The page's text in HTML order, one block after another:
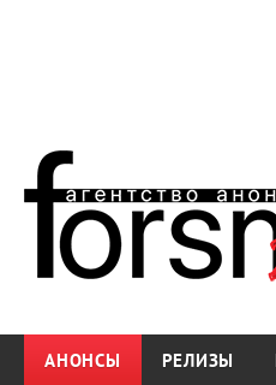
АНОНСЫ РЕЛИЗЫ